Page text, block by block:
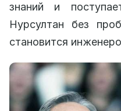
знаний и
Нурсултан без
становится